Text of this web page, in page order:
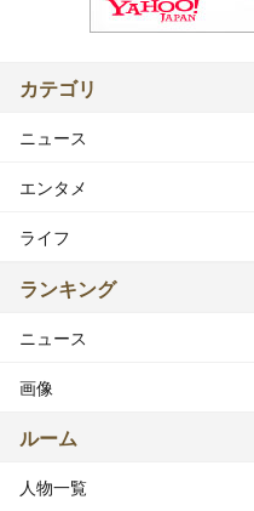
カテゴリ
ニュース
エンタメ
ライフ
ランキング
ニュース
画像
ルーム
人物一覧